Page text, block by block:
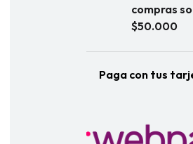
compras
$50.000
Paga con tus